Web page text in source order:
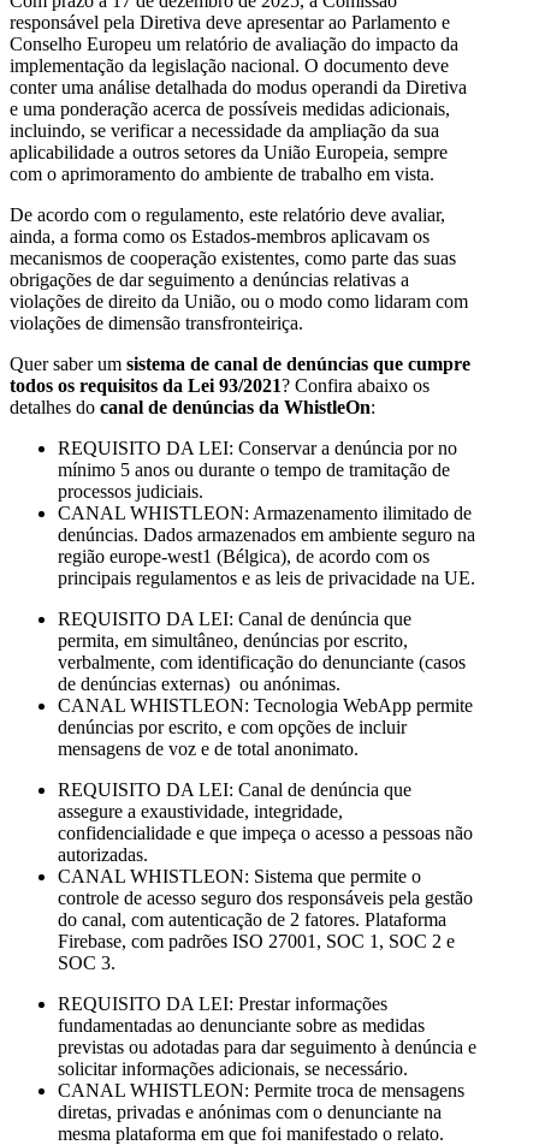
responsável pela Diretiva deve apresentar ao Parlamento e
Conselho Europeu um relatório de avaliação do impacto da
implementação da legislação nacional. O documento deve
conter uma análise detalhada do modus operandi da Diretiva
e uma ponderação acerca de possíveis medidas adicionais,
incluindo, se verificar a necessidade da ampliação da sua
aplicabilidade a outros setores da União Europeia, sempre
com o aprimoramento do ambiente de trabalho em vista.
De acordo com o regulamento, este relatório deve avaliar,
ainda, a forma como os Estados-membros aplicavam os
mecanismos de cooperação existentes, como parte das suas
obrigações de dar seguimento a denúncias relativas a
violações de direito da União, ou o modo como lidaram com
violações de dimensão transfronteiriça.
Quer saber um sistema de canal de denúncias que cumpre
todos os requisitos da Lei 93/2021? Confira abaixo os
detalhes do canal de denúncias da WhistleOn:
REQUISITO DA LEI: Conservar a denúncia por no
mínimo 5 anos ou durante o tempo de tramitação de
processos judiciais.
CANAL WHISTLEON: Armazenamento ilimitado de
denúncias. Dados armazenados em ambiente seguro na
região europe-west1 (Bélgica), de acordo com os
principais regulamentos e as leis de privacidade na UE.
REQUISITO DA LEI: Canal de denúncia que
permita, em simultâneo, denúncias por escrito,
verbalmente, com identificação do denunciante (casos
de denúncias externas) ou anónimas.
CANAL WHISTLEON: Tecnologia WebApp permite
denúncias por escrito, e com opções de incluir
mensagens de voz e de total anonimato.
REQUISITO DA LEI: Canal de denúncia que
assegure a exaustividade, integridade,
confidencialidade e que impeça o acesso a pessoas não
autorizadas.
CANAL WHISTLEON: Sistema que permite o
controle de acesso seguro dos responsáveis pela gestão
do canal, com autenticação de 2 fatores. Plataforma
Firebase, com padrões ISO 27001, SOC 1, SOC 2 e
SOC 3.
REQUISITO DA LEI: Prestar informações
fundamentadas ao denunciante sobre as medidas
previstas ou adotadas para dar seguimento à denúncia e
solicitar informações adicionais, se necessário.
CANAL WHISTLEON: Permite troca de mensagens
diretas, privadas e anónimas com o denunciante na
mesma plataforma em que foi manifestado o relato.